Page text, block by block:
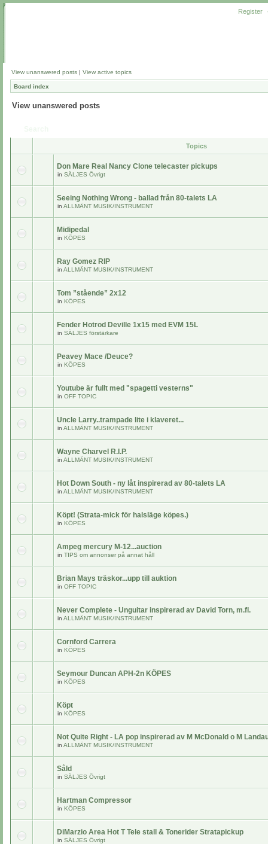
Register
View unanswered posts | View active topics
Board index
View unanswered posts
Topics
Don Mare Real Nancy Clone telecaster pickups
in SÄLJES Övrigt
Seeing Nothing Wrong - ballad från 80-talets LA
in ALLMÄNT MUSIK/INSTRUMENT
Midipedal
in KÖPES
Ray Gomez RIP
in ALLMÄNT MUSIK/INSTRUMENT
Tom ”stående” 2x12
in KÖPES
Fender Hotrod Deville 1x15 med EVM 15L
in SÄLJES förstärkare
Peavey Mace /Deuce?
in KÖPES
Youtube är fullt med "spagetti vesterns"
in OFF TOPIC
Uncle Larry..trampade lite i klaveret...
in ALLMÄNT MUSIK/INSTRUMENT
Wayne Charvel R.I.P.
in ALLMÄNT MUSIK/INSTRUMENT
Hot Down South - ny låt inspirerad av 80-talets LA
in ALLMÄNT MUSIK/INSTRUMENT
Köpt! (Strata-mick för halsläge köpes.)
in KÖPES
Ampeg mercury M-12...auction
in TIPS om annonser på annat håll
Brian Mays träskor...upp till auktion
in OFF TOPIC
Never Complete - Unguitar inspirerad av David Torn, m.fl.
in ALLMÄNT MUSIK/INSTRUMENT
Cornford Carrera
in KÖPES
Seymour Duncan APH-2n KÖPES
in KÖPES
Köpt
in KÖPES
Not Quite Right - LA pop inspirerad av M McDonald o M
in ALLMÄNT MUSIK/INSTRUMENT
Såld
in SÄLJES Övrigt
Hartman Compressor
in KÖPES
DiMarzio Area Hot T Tele stall & Tonerider Stratapickup
in SÄLJES Övrigt